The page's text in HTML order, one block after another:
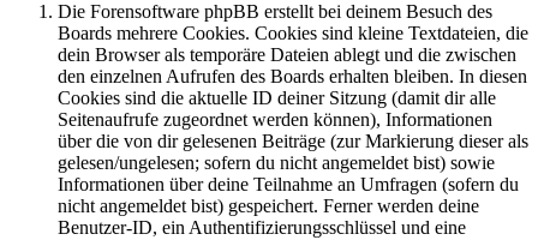
Die Forensoftware phpBB erstellt bei deinem Besuch des
Boards mehrere Cookies. Cookies sind kleine Textdateien, die
dein Browser als temporäre Dateien ablegt und die zwischen
den einzelnen Aufrufen des Boards erhalten bleiben. In diesen
Cookies sind die aktuelle ID deiner Sitzung (damit dir alle
Seitenaufrufe zugeordnet werden können), Informationen
über die von dir gelesenen Beiträge (zur Markierung dieser als
gelesen/ungelesen; sofern du nicht angemeldet bist) sowie
Informationen über deine Teilnahme an Umfragen (sofern du
nicht angemeldet bist) gespeichert. Ferner werden deine
Benutzer-ID, ein Authentifizierungsschlüssel und eine